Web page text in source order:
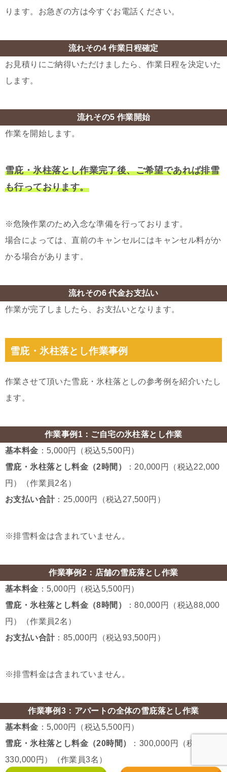
ります。お急ぎの方は今すぐお電話ください。
流れその4 作業日程確定
お見積りにご納得いただけましたら、作業日程を決定いた
します。
流れその5 作業開始
作業を開始します。
雪庇・氷柱落とし作業完了後、ご希望であれば排雪
も行っております。
※危険作業のため入念な準備を行っております。
場合によっては、直前のキャンセルにはキャンセル料がか
かる場合があります。
流れその6 代金お支払い
作業が完了しましたら、お支払いとなります。
雪庇・氷柱落とし作業事例
作業させて頂いた雪庇・氷柱落としの参考例を紹介いたし
ます。
作業事例1：ご自宅の氷柱落とし作業
基本料金 ：5,000円（税込5,500円）
雪庇・氷柱落とし料金（2時間）
：20,000円（税込22,000
円）（作業員2名）
お支払い合計：25,000円（税込27,500円）
※排雪料金は含まれていません。
作業事例2：店舗の雪庇落とし作業
基本料金 ：5,000円（税込5,500円）
雪庇・氷柱落とし料金（8時間）
：80,000円（税込88,000
円）（作業員2名）
お支払い合計：85,000円（税込93,500円）
※排雪料金は含まれていません。
作業事例3：アパートの全体の雪庇落とし作業
基本料金 ：5,000円（税込5,500円）
雪庇・氷柱落とし料金（20時間）
：300,000円（税込
330,000円）（作業員3名）